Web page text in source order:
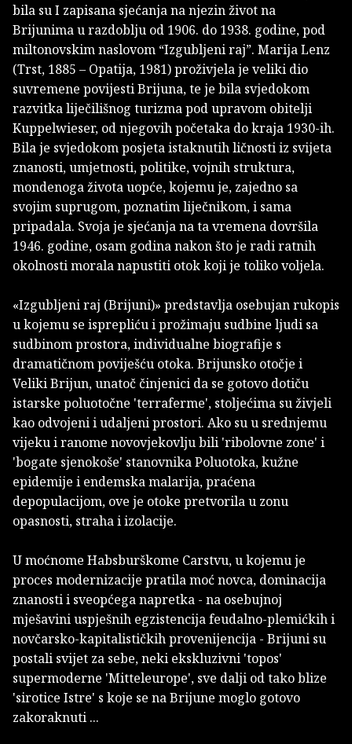
bila su I zapisana sjećanja na njezin život na
Brijunima u razdoblju od 1906. do 1938. godine, pod
miltonovskim naslovom “Izgubljeni raj”. Marija Lenz
(Trst, 1885 – Opatija, 1981) proživjela je veliki dio
suvremene povijesti Brijuna, te je bila svjedokom
razvitka liječilišnog turizma pod upravom obitelji
Kuppelwieser, od njegovih početaka do kraja 1930-ih.
Bila je svjedokom posjeta istaknutih ličnosti iz svijeta
znanosti, umjetnosti, politike, vojnih struktura,
mondenoga života uopće, kojemu je, zajedno sa
svojim suprugom, poznatim liječnikom, i sama
pripadala. Svoja je sjećanja na ta vremena dovršila
1946. godine, osam godina nakon što je radi ratnih
okolnosti morala napustiti otok koji je toliko voljela.
«Izgubljeni raj (Brijuni)» predstavlja osebujan rukopis
u kojemu se isprepliću i prožimaju sudbine ljudi sa
sudbinom prostora, individualne biografije s
dramatičnom poviješću otoka. Brijunsko otočje i
Veliki Brijun, unatoč činjenici da se gotovo dotiču
istarske poluotočne 'terraferme', stoljećima su živjeli
kao odvojeni i udaljeni prostori. Ako su u srednjemu
vijeku i ranome novovjekovlju bili 'ribolovne zone' i
'bogate sjenokoše' stanovnika Poluotoka, kužne
epidemije i endemska malarija, praćena
depopulacijom, ove je otoke pretvorila u zonu
opasnosti, straha i izolacije.
U moćnome Habsburškome Carstvu, u kojemu je
proces modernizacije pratila moć novca, dominacija
znanosti i sveopćega napretka - na osebujnoj
mješavini uspješnih egzistencija feudalno-plemićkih i
novčarsko-kapitalističkih provenijencija - Brijuni su
postali svijet za sebe, neki ekskluzivni 'topos'
supermoderne 'Mitteleurope', sve dalji od tako blize
'sirotice Istre' s koje se na Brijune moglo gotovo
zakoraknuti ...